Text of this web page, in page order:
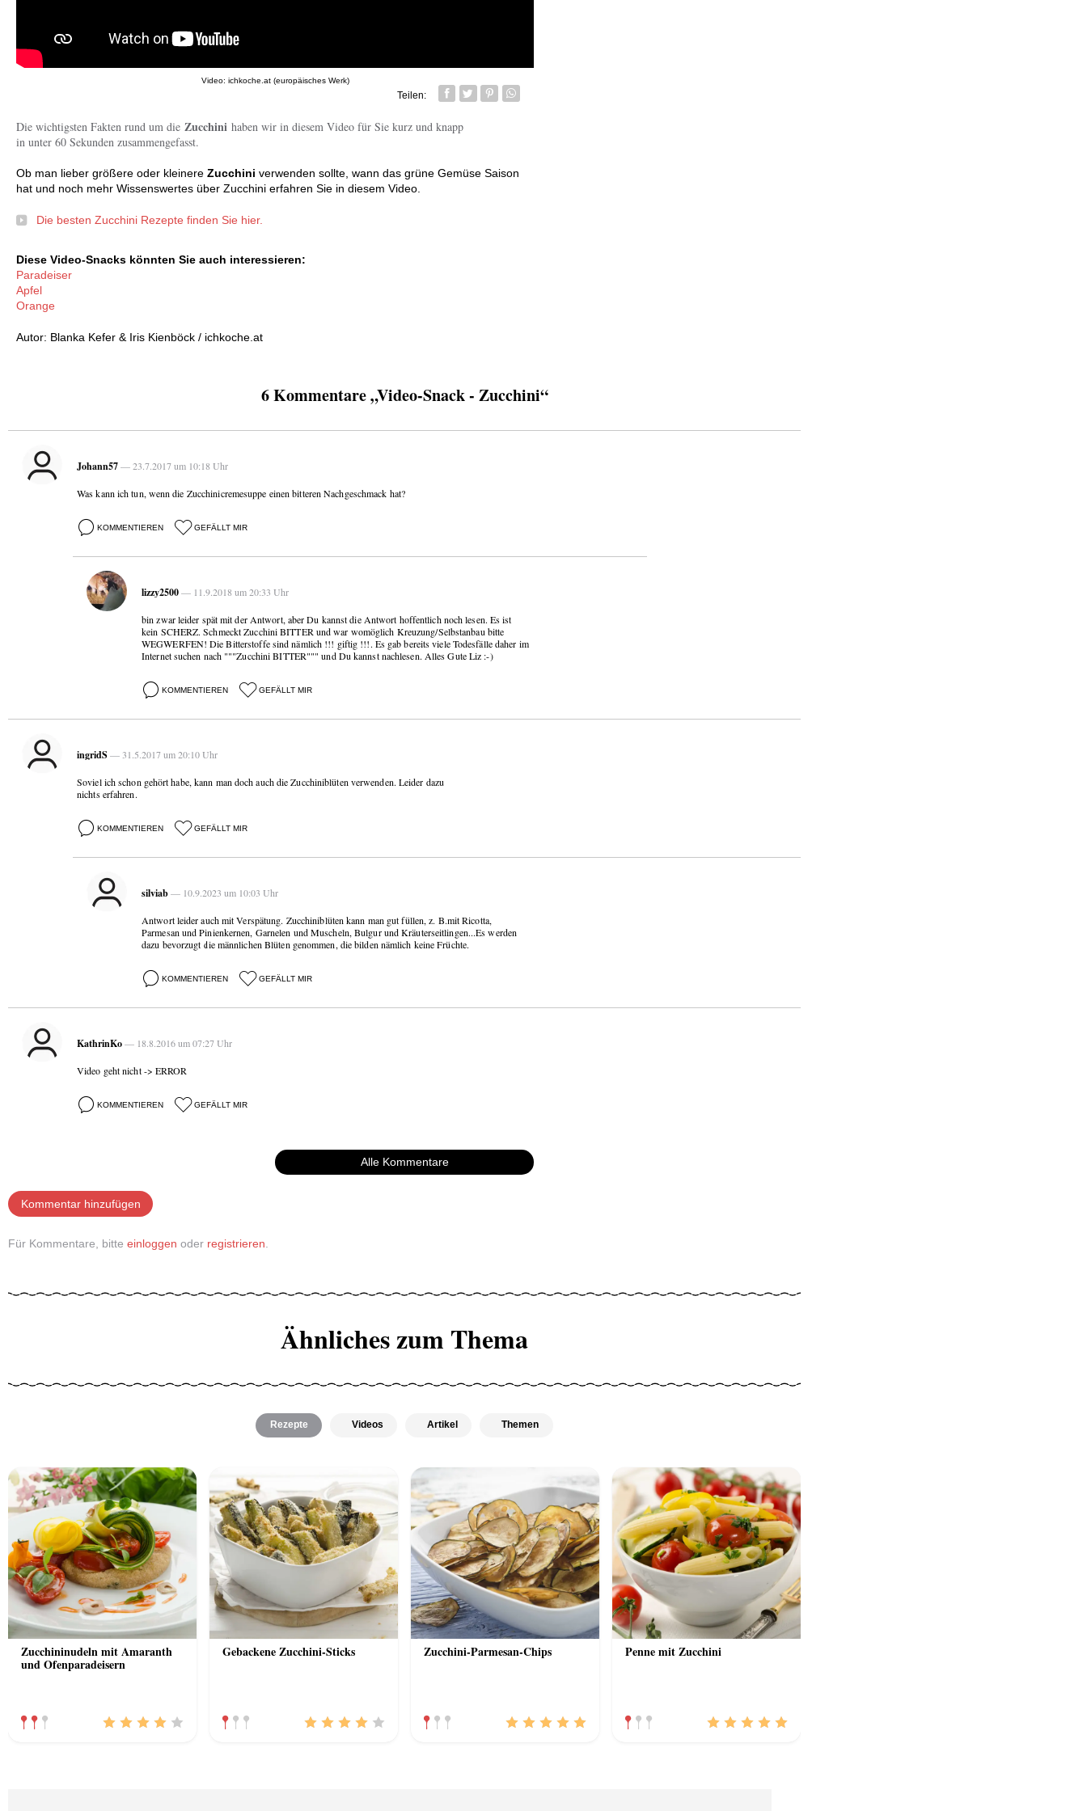
Video: ichkoche.at (europäisches Werk)
Teilen:
Facebook
TwitterPin itWhatsapp senden
Die wichtigsten Fakten rund um die Zucchini haben wir in diesem Video für Sie kurz und knapp
in unter 60 Sekunden zusammengefasst.
Ob man lieber größere oder kleinere Zucchini verwenden sollte, wann das grüne Gemüse Saison
hat und noch mehr Wissenswertes über Zucchini erfahren Sie in diesem Video.
Die besten Zucchini Rezepte finden Sie hier.
Diese Video-Snacks könnten Sie auch interessieren:
Paradeiser
Apfel
Orange
Autor: Blanka Kefer & Iris Kienböck / ichkoche.at
6 Kommentare „Video-Snack - Zucchini“
Johann57— 23.7.2017 um 10:18 Uhr
Was kann ich tun, wenn die Zucchinicremesuppe einen bitteren Nachgeschmack hat?
KOMMENTIEREN GEFÄLLT MIR
lizzy2500— 11.9.2018 um 20:33 Uhr
bin zwar leider spät mit der Antwort, aber Du kannst die Antwort hoffentlich noch lesen. Es ist
kein SCHERZ. Schmeckt Zucchini BITTER und war womöglich Kreuzung/Selbstanbau bitte
WEGWERFEN! Die Bitterstoffe sind nämlich !!! giftig !!!. Es gab bereits viele Todesfälle daher im
Internet suchen nach """Zucchini BITTER""" und Du kannst nachlesen. Alles Gute Liz :-)
KOMMENTIEREN GEFÄLLT MIR
ingridS— 31.5.2017 um 20:10 Uhr
Soviel ich schon gehört habe, kann man doch auch die Zucchiniblüten verwenden. Leider dazu
nichts erfahren.
KOMMENTIEREN GEFÄLLT MIR
silviab— 10.9.2023 um 10:03 Uhr
Antwort leider auch mit Verspätung. Zucchiniblüten kann man gut füllen, z. B.mit Ricotta,
Parmesan und Pinienkernen, Garnelen und Muscheln, Bulgur und Kräuterseitlingen...Es werden
dazu bevorzugt die männlichen Blüten genommen, die bilden nämlich keine Früchte.
KOMMENTIEREN GEFÄLLT MIR
KathrinKo— 18.8.2016 um 07:27 Uhr
Video geht nicht -> ERROR
KOMMENTIEREN GEFÄLLT MIR
Alle Kommentare
Kommentar hinzufügen
Für Kommentare, bitte einloggen oder registrieren
Ähnliches zum Thema
Rezepte Videos Artikel Themen
Zucchininudeln mit Amaranth
und Ofenparadeisern
Gebackene Zucchini-Sticks Zucchini-Parmesan-Chips Penne mit Zucchini